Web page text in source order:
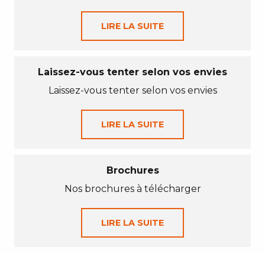
LIRE LA SUITE
Laissez-vous tenter selon vos envies
Laissez-vous tenter selon vos envies
LIRE LA SUITE
Brochures
Nos brochures à télécharger
LIRE LA SUITE